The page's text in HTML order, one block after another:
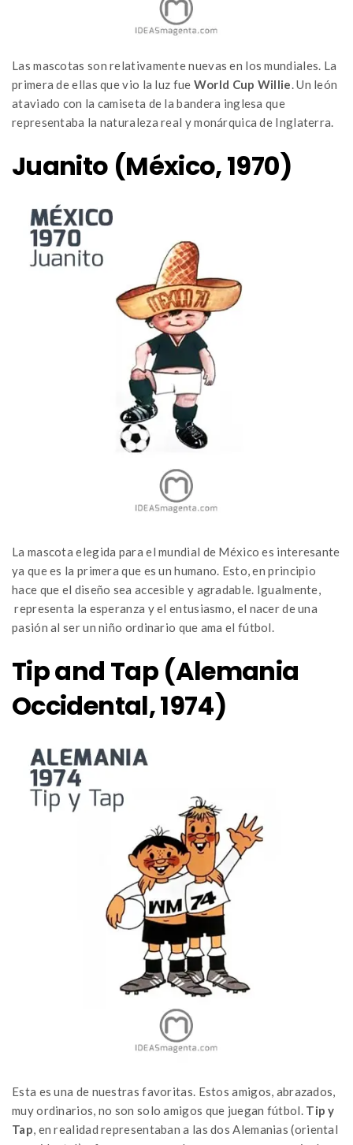
Las mascotas son relativamente nuevas en los mundiales. La
primera de ellas que vio la luz fue World Cup Willie. Un león
ataviado con la camiseta de la bandera inglesa que
representaba la naturaleza real y monárquica de Inglaterra.
Juanito (México, 1970)
La mascota elegida para el mundial de México es interesante
ya que es la primera que es un humano. Esto, en principio
hace que el diseño sea accesible y agradable. Igualmente,
representa la esperanza y el entusiasmo, el nacer de una
pasión al ser un niño ordinario que ama el fútbol.
Tip and Tap (Alemania
Occidental, 1974)
Esta es una de nuestras favoritas. Estos amigos, abrazados,
muy ordinarios, no son solo amigos que juegan fútbol. Tip y
Tap, en realidad representaban a las dos Alemanias (oriental